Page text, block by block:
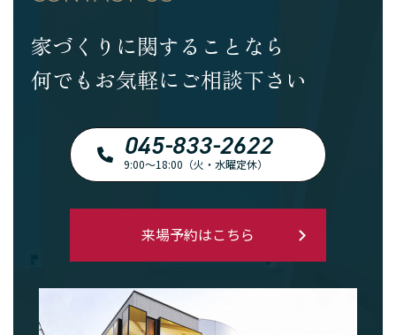
家づくりに関することなら
何でもお気軽にご相談下さい
045-833-2622
9:00～18:00（火・水曜定休）
来場予約はこちら